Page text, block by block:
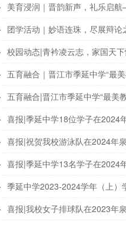
美育浸润｜晋韵新声，礼乐启
团学活动｜妙语连珠，尽展辩
校园动态|青衿凌云志，家国天
五育融合｜晋江市季延中学“最
五育融合|晋江市季延中学“最
喜报|季延中学18位学子在2024
喜报|祝贺我校游泳队在2024年
喜报|季延中学13名学子在2024
季延中学2023-2024学年（上）
喜报|我校女子排球队在2023年